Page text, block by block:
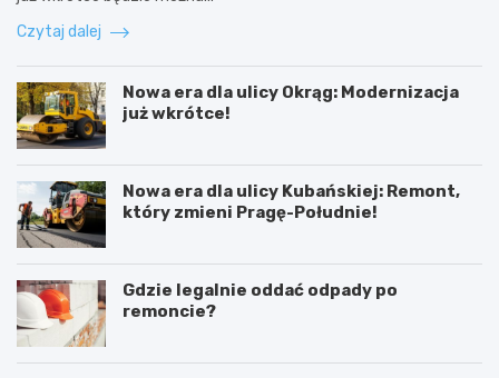
Czytaj dalej
Nowa era dla ulicy Okrąg: Modernizacja
już wkrótce!
Nowa era dla ulicy Kubańskiej: Remont,
który zmieni Pragę-Południe!
Gdzie legalnie oddać odpady po
remoncie?